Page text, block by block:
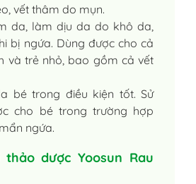
vết thâm do mụn.
da, làm dịu da do khô da,
bị ngứa. Dùng được cho cả
và trẻ nhỏ, bao gồm cả vết
bé trong điều kiện tốt. Sử
cho bé trong trường hợp
ngứa.
dược Yoosun Rau